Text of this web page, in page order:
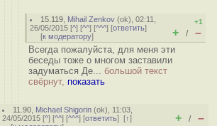
15.119 Mihail Zenkov (ok), 02:11,
26/05/2015 [^] [^^] [^^^] [ответить]
[к модератору]
+1
+ / –
Всегда пожалуйста, для меня эти
беседы тоже о многом заставили
задуматься Де... большой текст
свёрнут, показать
11.90 Michael Shigorin (ok), 11:03,
24/05/2015 [^] [^^] [^^^] [ответить] [↑]
+ / –